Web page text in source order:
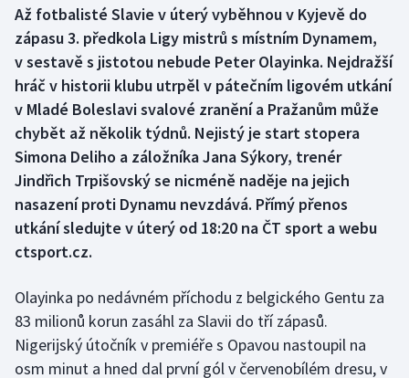
Box
Curling
Dostihy
Florbal
Futsal
Golf
Házená
Jezdectví
Až fotbalisté Slavie v úterý vyběhnou v Kyjevě do
zápasu 3. předkola Ligy mistrů s místním Dynamem,
v sestavě s jistotou nebude Peter Olayinka. Nejdražší
hráč v historii klubu utrpěl v pátečním ligovém utkání
v Mladé Boleslavi svalové zranění a Pražanům může
chybět až několik týdnů. Nejistý je start stopera
Simona Deliho a záložníka Jana Sýkory, trenér
Jindřich Trpišovský se nicméně naděje na jejich
nasazení proti Dynamu nevzdává. Přímý přenos
utkání sledujte v úterý od 18:20 na ČT sport a webu
ctsport.cz.
Olayinka po nedávném příchodu z belgického Gentu za
83 milionů korun zasáhl za Slavii do tří zápasů.
Nigerijský útočník v premiéře s Opavou nastoupil na
osm minut a hned dal první gól v červenobílém dresu, v